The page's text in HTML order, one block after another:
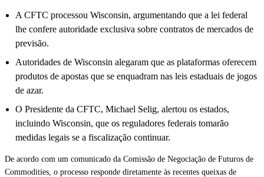
A CFTC processou Wisconsin, argumentando que a lei federal
lhe confere autoridade exclusiva sobre contratos de mercados de
previsão.
Autoridades de Wisconsin alegaram que as plataformas oferecem
produtos de apostas que se enquadram nas leis estaduais de jogos
de azar.
O Presidente da CFTC, Michael Selig, alertou os estados,
incluindo Wisconsin, que os reguladores federais tomarão
medidas legais se a fiscalização continuar.
De acordo com um comunicado da Comissão de Negociação de Futuros de
Commodities, o processo responde diretamente às recentes queixas de